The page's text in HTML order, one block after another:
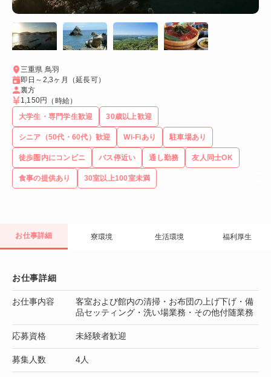
三重県 鳥羽
即日～2,3ヶ月（延長可）
裏方
1,150円
（時給）
大学生・専門学生歓迎
30歳以上歓迎
シニア（50代・60代）歓迎 Wi-Fiあり 駐車場あり
徒歩圏内にコンビニ バス停近い 通し勤務 友人同士OK
食事の提供あり 30室以上100室未満
お仕事詳細 寮環境 生活環境 福利厚生
お仕事詳細
お仕事内容
客室および館内の清掃・お布団の上げ下げ・備
品セッティング・洗い場業務・その他付随業務
応募資格 未経験者歓迎
募集人数 4人